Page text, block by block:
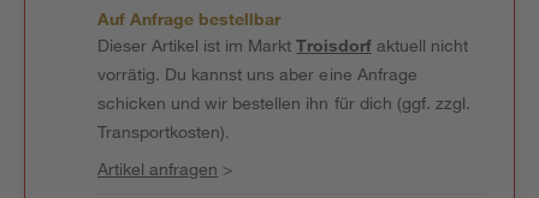
Auf Anfrage bestellbar
Dieser Artikel ist im MarktTroisdorfaktuell nicht
vorrätig. Du kannst uns aber eine Anfrage
schicken und wir bestellen ihn für dich (ggf. zzgl.
Transportkosten).
Artikel anfragen >